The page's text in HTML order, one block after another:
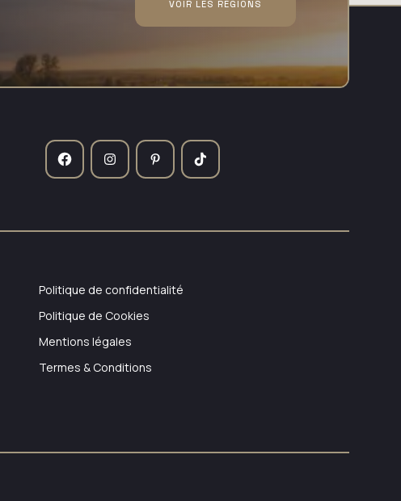
VOIR LES RÉGIONS
Politique de confidentialité
Politique de Cookies
Mentions légales
Termes & Conditions